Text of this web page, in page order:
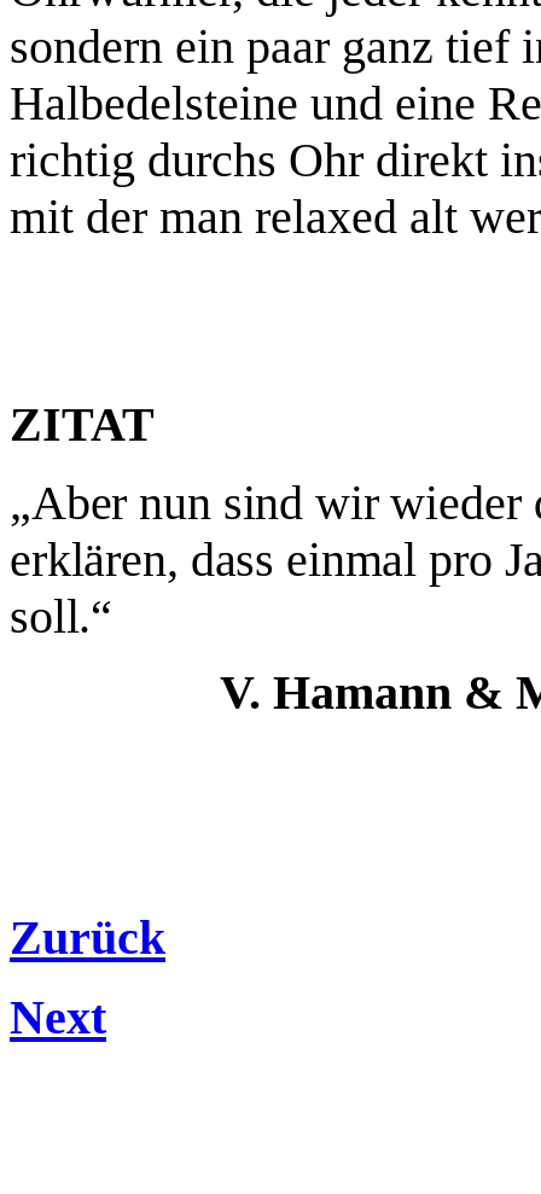
sondern ein paar ganz tief
Halbedelsteine und eine
richtig durchs Ohr direkt
mit der man relaxed alt
ZITAT
„Aber nun sind wir
erklären, dass einmal pro
soll.“
V. Hamann &
Zurück
Next